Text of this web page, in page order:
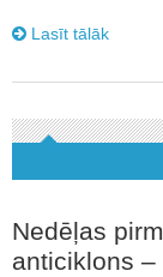
Lasīt tālāk
Nedēļas
anticiklons